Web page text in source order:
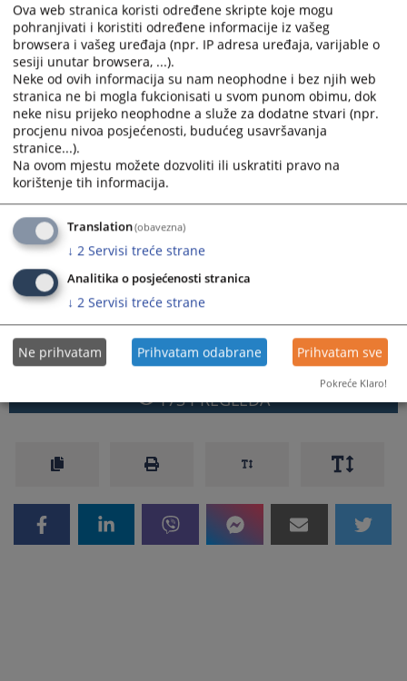
Predstavnici Ambasade Sjedinjenih Američkih Država u BiH u
Prikazana vijest je na: Bosanski jezik
Vijest dostupna još na: Српски језик
Prateći dokumenti
Saopštenje
173PREGLEDA
Ova web stranica koristi određene skripte koje mogu
pohranjivati i koristiti određene informacije iz vašeg
browsera i vašeg uređaja (npr. IP adresa uređaja, varijable o
sesiji unutar browsera, ...).
Neke od ovih informacija su nam neophodne i bez njih web
stranica ne bi mogla fukcionisati u svom punom obimu, dok
neke nisu prijeko neophodne a služe za dodatne stvari (npr.
procjenu nivoa posjećenosti, budućeg usavršavanja
stranice...).
Na ovom mjestu možete dozvoliti ili uskratiti pravo na
korištenje tih informacija.
Translation(obavezna)
↓ 2 Servisi treće strane
Analitika o posjećenosti stranica
↓ 2 Servisi treće strane
Ne prihvatam Prihvatam odabrane Prihvatam sve
Pokreće Klaro!